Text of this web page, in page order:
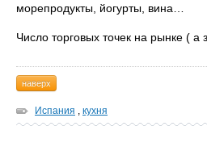
морепродукты, йогурты, вина…
Число торговых точек на рынке ( а
наверх
Испания , кухня